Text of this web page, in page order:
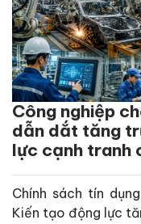
Công nghiệp
dẫn dắt tăng
lực cạnh tranh
Chính sách tín
Kiến tạo động lực